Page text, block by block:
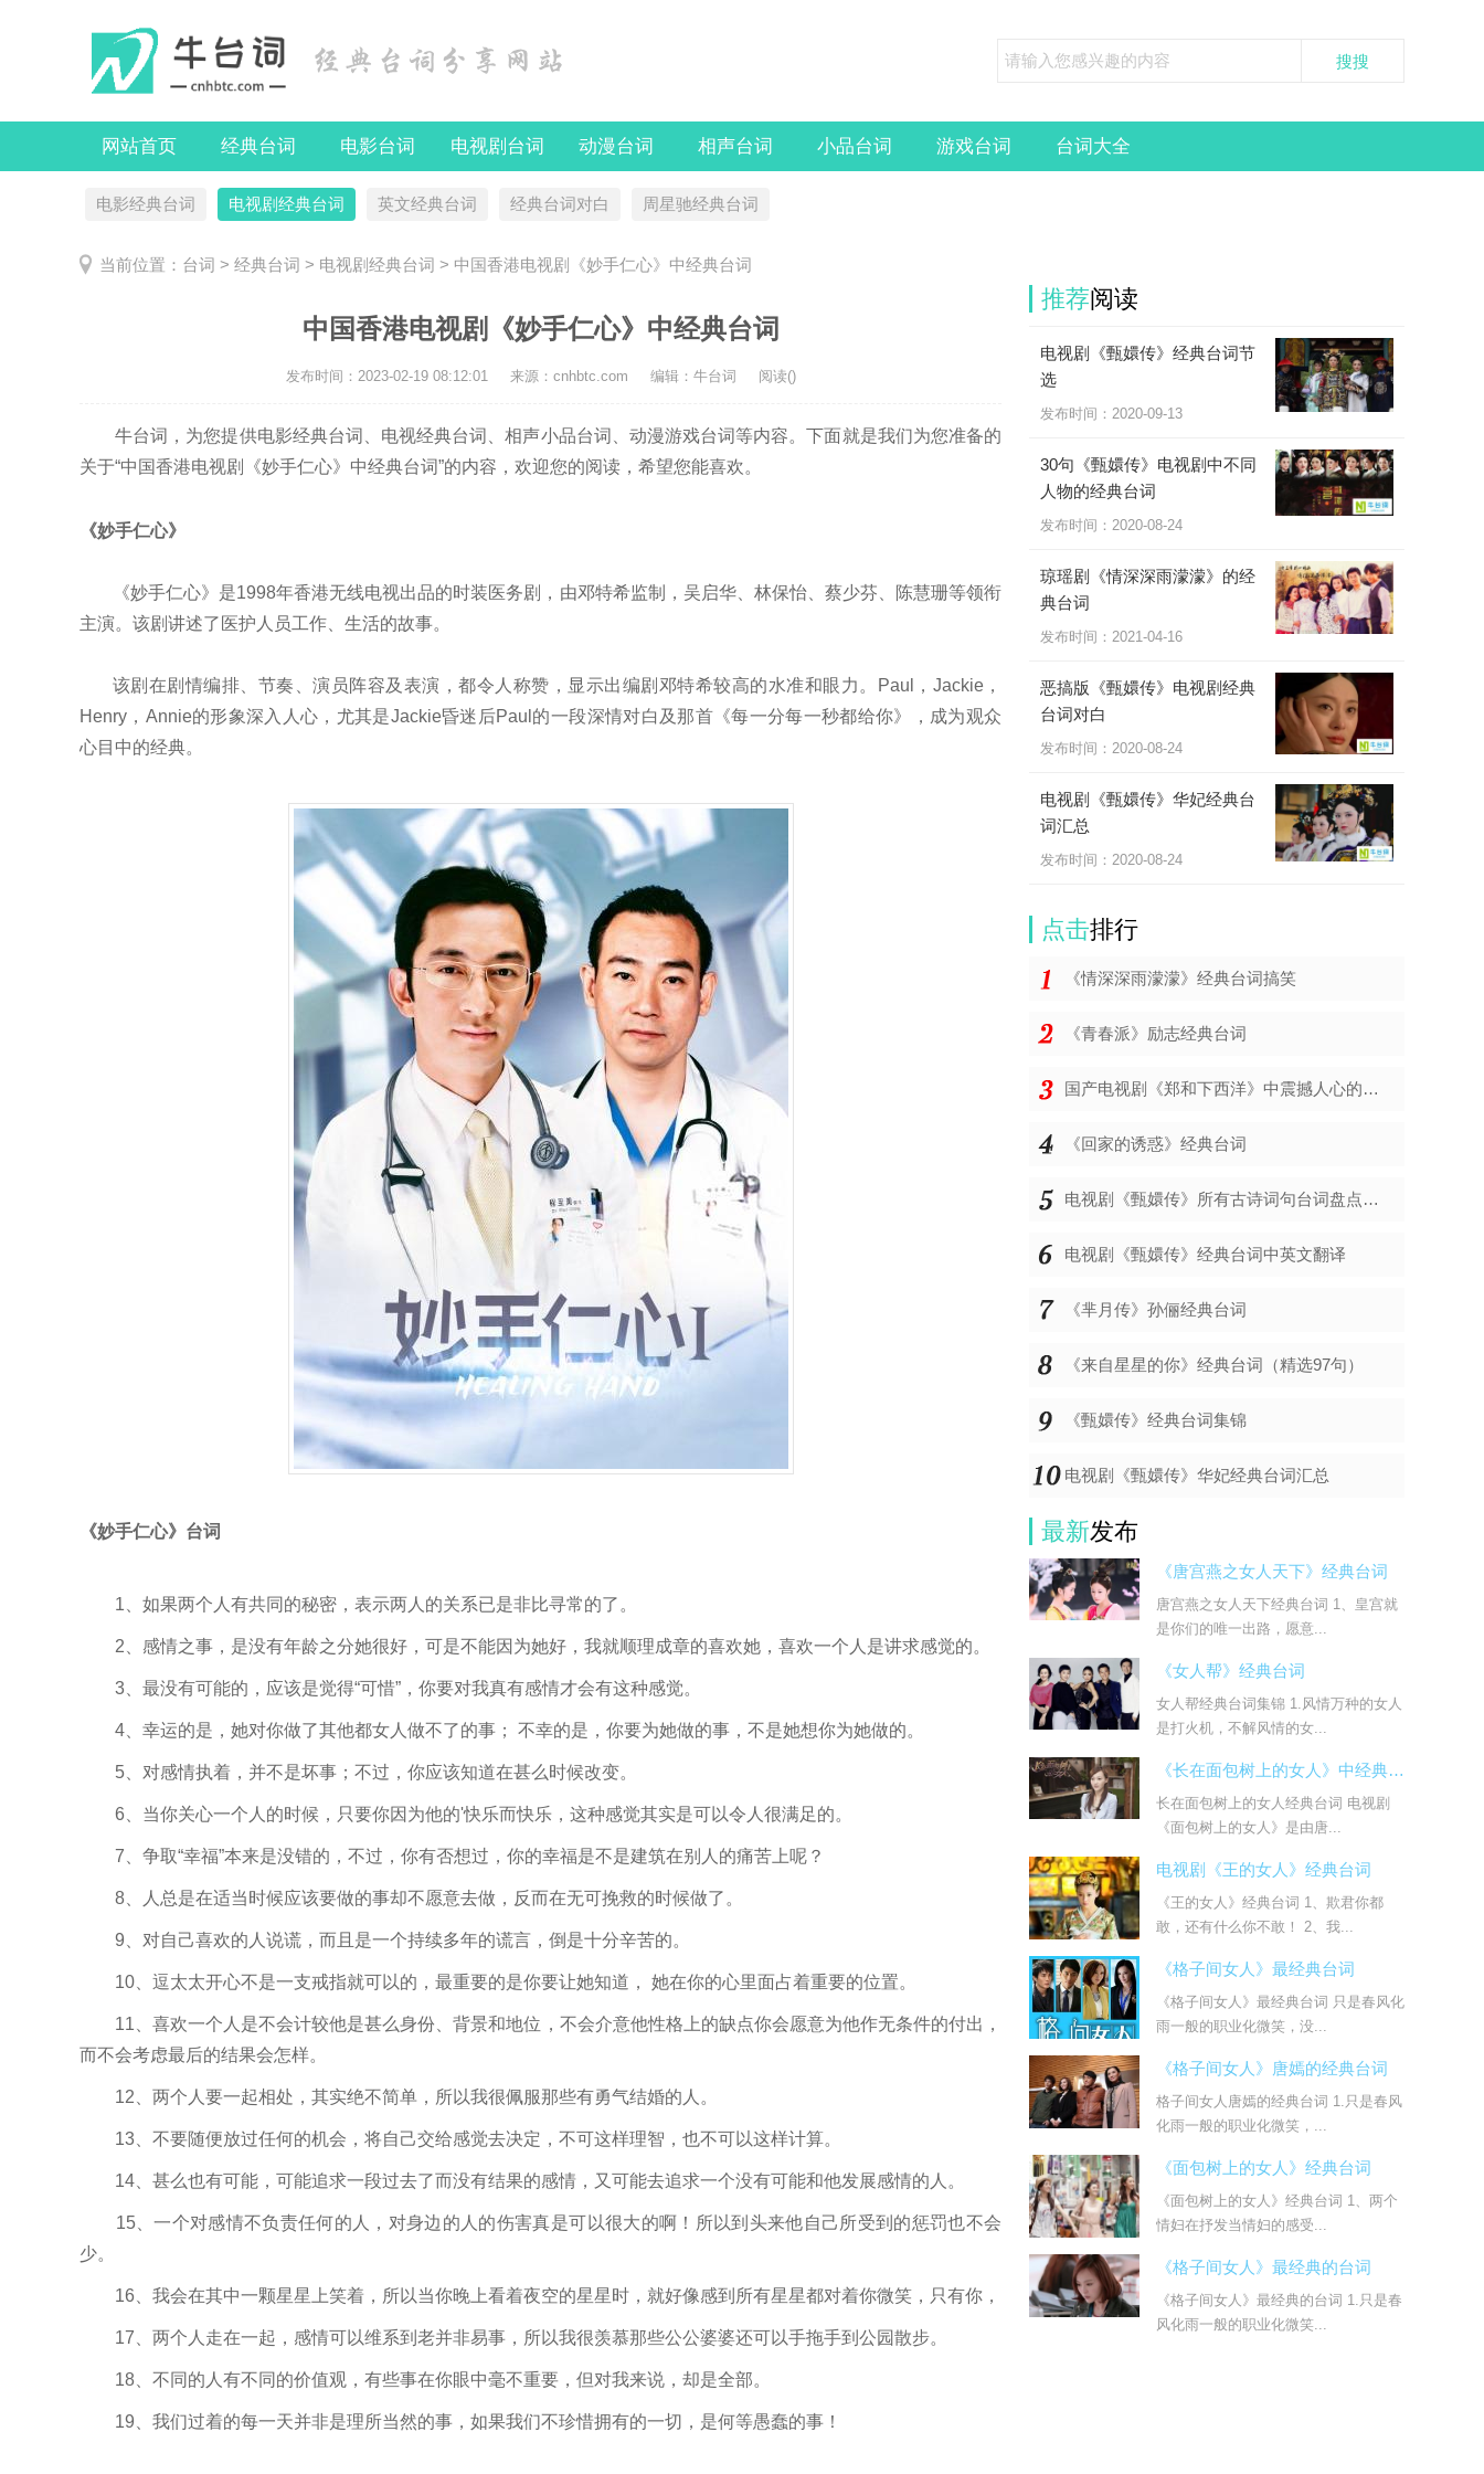
网站首页 经典台词 电影台词 电视剧台词 动漫台词 相声台词 小品台词 游戏台词 台词大全
电影经典台词 电视剧经典台词 英文经典台词 经典台词对白 周星驰经典台词
当前位置： 台词 > 经典台词 > 电视剧经典台词 > 中国香港电视剧《妙手仁心》中经典台词
中国香港电视剧《妙手仁心》中经典台词
发布时间： 2023-02-19 08:12:01 来源：cnhbtc.com 编辑：牛台词 阅读()
牛台词，为您提供电影经典台词、电视经典台词、相声小品台词、动漫游戏台词等内容。下面就是我们为您准备的
关于“中国香港电视剧《妙手仁心》中经典台词”的内容，欢迎您的阅读，希望您能喜欢。
《妙手仁心》
《妙手仁心》是1998年香港无线电视出品的时装医务剧，由邓特希监制，吴启华、林保怡、蔡少芬、陈慧珊等领衔
主演。 该剧讲述了医护人员工作、生活的故事。
该剧在剧情编排、节奏、演员阵容及表演，都令人称赞，显示出编剧邓特希较高的水准和眼力。Paul，Jackie，
Henry，Annie的形象深入人心，尤其是Jackie昏迷后Paul的一段深情对白及那首《每一分每一秒都给你》，成为观众
心目中的经典。
《妙手仁心》台词
1、如果两个人有共同的秘密，表示两人的关系已是非比寻常的了。
2、感情之事，是没有年龄之分她很好，可是不能因为她好，我就顺理成章的喜欢她，喜欢一个人是讲求感觉的。
3、最没有可能的，应该是觉得“可惜”，你要对我真有感情才会有这种感觉。
4、幸运的是，她对你做了其他都女人做不了的事； 不幸的是，你要为她做的事，不是她想你为她做的。
5、对感情执着，并不是坏事；不过，你应该知道在甚么时候改变。
6、当你关心一个人的时候，只要你因为他的'快乐而快乐，这种感觉其实是可以令人很满足的。
7、争取“幸福”本来是没错的，不过，你有否想过，你的幸福是不是建筑在别人的痛苦上呢？
8、人总是在适当时候应该要做的事却不愿意去做，反而在无可挽救的时候做了。
9、对自己喜欢的人说谎，而且是一个持续多年的谎言，倒是十分辛苦的。
10、逗太太开心不是一支戒指就可以的，最重要的是你要让她知道， 她在你的心里面占着重要的位置。
11、喜欢一个人是不会计较他是甚么身份、背景和地位，不会介意他性格上的缺点你会愿意为他作无条件的付出，
而不会考虑最后的结果会怎样。
12、两个人要一起相处，其实绝不简单，所以我很佩服那些有勇气结婚的人。
13、不要随便放过任何的机会，将自己交给感觉去决定，不可这样理智，也不可以这样计算。
14、甚么也有可能，可能追求一段过去了而没有结果的感情，又可能去追求一个没有可能和他发展感情的人。
15、一个对感情不负责任何的人，对身边的人的伤害真是可以很大的啊！所以到头来他自己所受到的惩罚也不会
少。
16、我会在其中一颗星星上笑着，所以当你晚上看着夜空的星星时，就好像感到所有星星都对着你微笑，只有你，
17、两个人走在一起，感情可以维系到老并非易事，所以我很羡慕那些公公婆婆还可以手拖手到公园散步。
18、不同的人有不同的价值观，有些事在你眼中毫不重要，但对我来说，却是全部。
19、我们过着的每一天并非是理所当然的事，如果我们不珍惜拥有的一切，是何等愚蠢的事！
推荐阅读
电视剧《甄嬛传》经典台词节
选
发布时间： 2020-09-13
30句《甄嬛传》电视剧中不同
人物的经典台词
发布时间： 2020-08-24
琼瑶剧《情深深雨濛濛》的经
典台词
发布时间： 2021-04-16
恶搞版《甄嬛传》电视剧经典
台词对白
发布时间： 2020-08-24
电视剧《甄嬛传》华妃经典台
词汇总
发布时间： 2020-08-24
点击排行
《情深深雨濛濛》经典台词搞笑
《青春派》励志经典台词
国产电视剧《郑和下西洋》中震撼人心的经典台词
《回家的诱惑》经典台词
电视剧《甄嬛传》所有古诗词句台词盘点，经典诗歌台词对白
电视剧《甄嬛传》经典台词中英文翻译
《芈月传》孙俪经典台词
《来自星星的你》经典台词（精选97句）
《甄嬛传》经典台词集锦
电视剧《甄嬛传》华妃经典台词汇总
最新发布
《唐宫燕之女人天下》经典台词
唐宫燕之女人天下经典台词 1、皇宫就
是你们的唯一出路，愿意...
《女人帮》经典台词
女人帮经典台词集锦 1.风情万种的女人
是打火机，不解风情的女...
《长在面包树上的女人》中经典台词
长在面包树上的女人经典台词 电视剧
《面包树上的女人》是由唐...
电视剧《王的女人》经典台词
《王的女人》经典台词 1、欺君你都
敢，还有什么你不敢！ 2、我...
《格子间女人》最经典台词
《格子间女人》最经典台词 只是春风化
雨一般的职业化微笑，没...
《格子间女人》唐嫣的经典台词
格子间女人唐嫣的经典台词 1.只是春风
化雨一般的职业化微笑，...
《面包树上的女人》经典台词
《面包树上的女人》经典台词 1、两个
情妇在抒发当情妇的感受...
《格子间女人》最经典的台词
《格子间女人》最经典的台词 1.只是春
风化雨一般的职业化微笑...